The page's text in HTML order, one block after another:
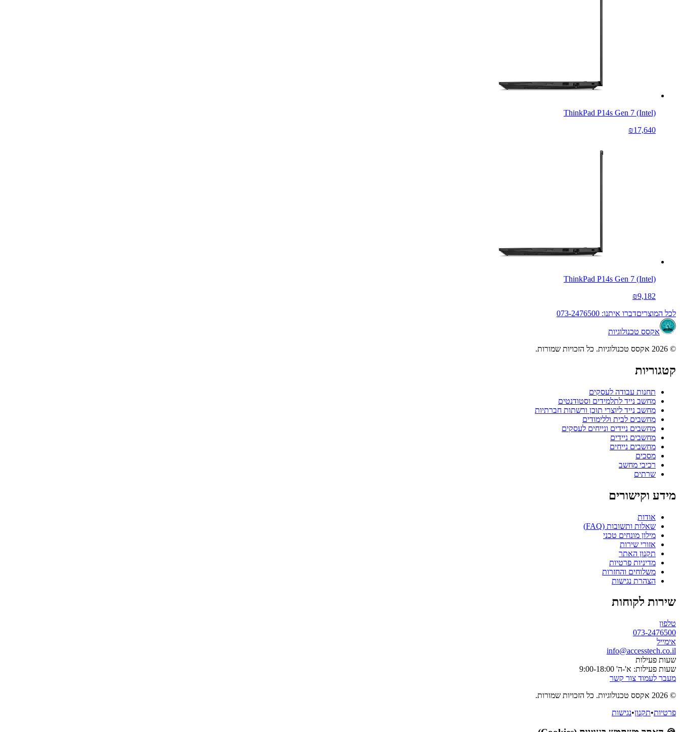
ThinkPad P14s Gen 7 (Intel)
₪17,640
ThinkPad P14s Gen 7 (Intel)
₪9,182
לכל המוצריםדברו איתנו: 073-2476500
אקסס טכנולוגיות
© 2026 אקסס טכנולוגיות. כל הזכויות שמורות.
קטגוריות
תחנות עבודה לעסקים
מחשב נייד לתלמידים וסטודנטים
מחשב נייד ליוצרי תוכן ורשתות חברתיות
מחשבים לבית וללימודים
מחשבים ניידים ונייחים לעסקים
מחשבים ניידים
מחשבים נייחים
מסכים
רכיבי מחשב
שרתים
מידע וקישורים
אודות
שאלות ותשובות (FAQ)
מילון מונחים טכני
אזורי שירות
תקנון האתר
מדיניות פרטיות
משלוחים והחזרות
הצהרת נגישות
שירות לקוחות
טלפון
073-2476500
אימייל
info@accesstech.co.il
שעות פעילות
שעות פעילות: א'-ה' 9:00-18:00
מעבר לעמוד צור קשר
© 2026 אקסס טכנולוגיות. כל הזכויות שמורות.
פרטיות•תקנון•נגישות